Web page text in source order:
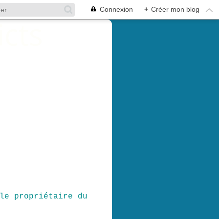
Connexion + Créer mon blog
propriétaire du